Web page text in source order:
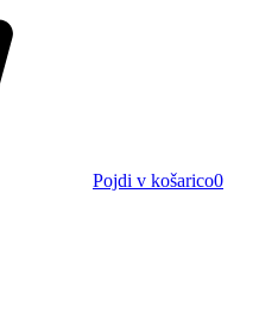
Pojdi v košarico0